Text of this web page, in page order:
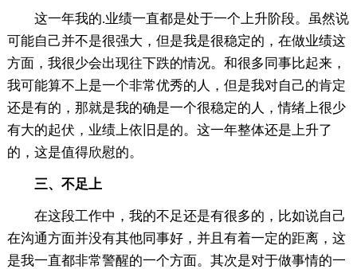
这一年我的.业绩一直都是处于一个上升阶段。虽然说
可能自己并不是很强大，但是我是很稳定的，在做业绩这
方面，我很少会出现往下跌的情况。和很多同事比起来，
我可能算不上是一个非常优秀的人，但是我对自己的肯定
还是有的，那就是我的确是一个很稳定的人，情绪上很少
有大的起伏，业绩上依旧是的。这一年整体还是上升了
的，这是值得欣慰的。
三、不足上
在这段工作中，我的不足还是有很多的，比如说自己
在沟通方面并没有其他同事好，并且有着一定的距离，这
是我一直都非常警醒的一个方面。其次是对于做事情的一